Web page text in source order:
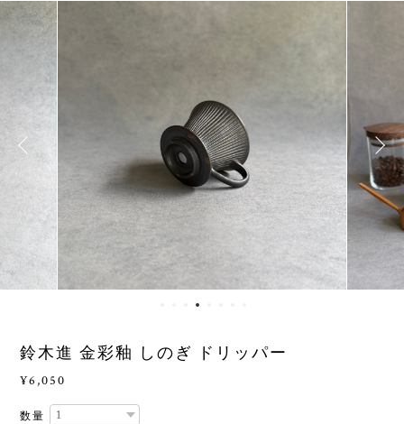
鈴木進 金彩釉 しのぎ ドリッパー
¥6,050
数量